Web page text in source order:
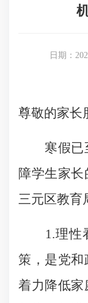
日期：
尊敬的家长
寒假已至
障学生家长
三元区教育
1.理性看
策，是党和
着力降低